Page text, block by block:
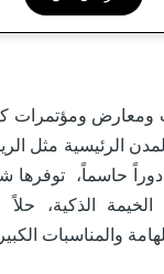
ومعارض ومؤتمرات
الرئيسية مثل
حاسماً، توفرها
الخيمة الذكية،
والمناسبات